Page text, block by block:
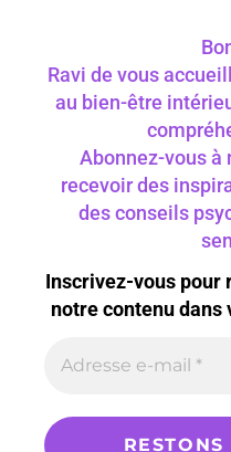
Ravi de vous
au bien-être
Abonnez-vous à
recevoir des
des conseils
Inscrivez-vous pour
notre contenu dans